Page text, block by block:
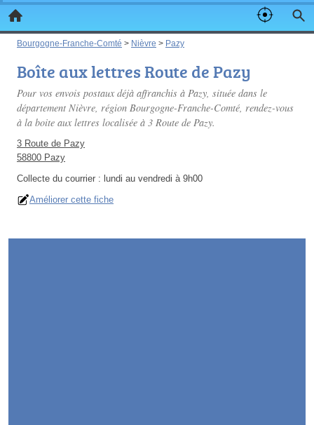
Bourgogne-Franche-Comté > Nièvre > Pazy
Boîte aux lettres Route de Pazy
Pour vos envois postaux déjà affranchis à Pazy, située dans le
département Nièvre, région Bourgogne-Franche-Comté, rendez-vous
à la boite aux lettres localisée à 3 Route de Pazy.
3 Route de Pazy
58800 Pazy
Collecte du courrier : lundi au vendredi à 9h00
Améliorer cette fiche